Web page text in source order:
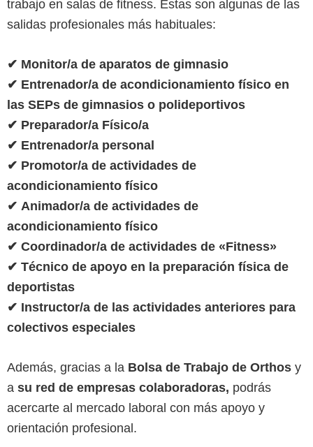
trabajo en salas de fitness. Estas son algunas de las
salidas profesionales más habituales:
✔ Monitor/a de aparatos de gimnasio
✔ Entrenador/a de acondicionamiento físico en
las SEPs de gimnasios o polideportivos
✔ Preparador/a Físico/a
✔ Entrenador/a personal
✔ Promotor/a de actividades de
acondicionamiento físico
✔ Animador/a de actividades de
acondicionamiento físico
✔ Coordinador/a de actividades de «Fitness»
✔ Técnico de apoyo en la preparación física de
deportistas
✔ Instructor/a de las actividades anteriores para
colectivos especiales
Además, gracias a la Bolsa de Trabajo de Orthos y
a su red de empresas colaboradoras, podrás
acercarte al mercado laboral con más apoyo y
orientación profesional.